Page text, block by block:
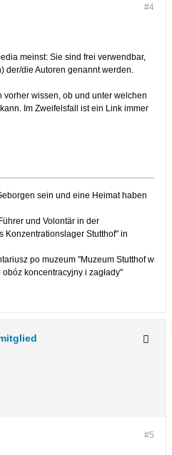
#4
meinst: Sie sind frei verwendbar,
der/die Autoren genannt werden.
vorher wissen, ob und unter welchen
Im Zweifelsfall ist ein Link immer
sein und eine Heimat haben
und Volontär in der
Konzentrationslager Stutthof" in
po muzeum "Muzeum Stutthof w
koncentracyjny i zagłady"
#5